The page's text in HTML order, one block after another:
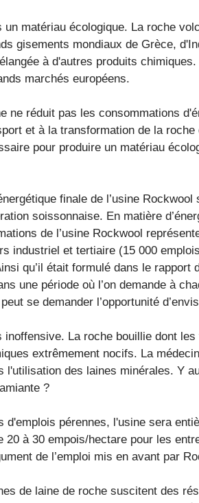
un matériau écologique. La roche
gisements mondiaux de Grèce,
à d'autres produits
marchés européens.
ne réduit pas les consommations
et à la transformation de la
pour produire un matériau
finale de l’usine
soissonnaise. En matière
de l’usine Rockwool
industriel et tertiaire (15 000
qu’il était formulé dans le rapport
une période où l’on demande à
se demander l’opportunité
inoffensive. La roche bouillie dont
extrêmement nocifs. La
l'utilisation des laines minérales. Y
?
d'emplois pérennes, l'usine sera
20 à 30 empois/hectare pour les
de l’emploi mis en avant par
de laine de roche suscitent des